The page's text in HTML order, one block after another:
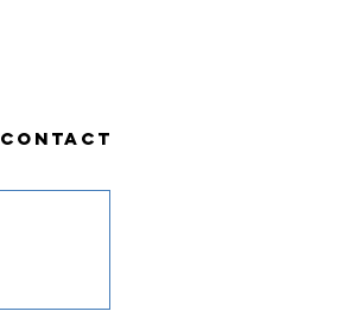
CONTACT